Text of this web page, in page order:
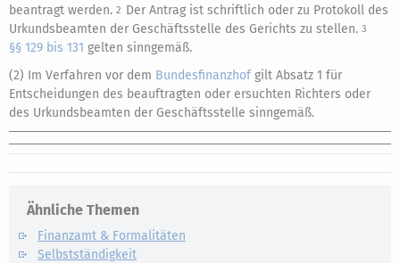
beantragt werden. 2 Der Antrag ist schriftlich oder zu Protokoll des
Urkundsbeamten der Geschäftsstelle des Gerichts zu stellen. 3
§§ 129 bis 131 gelten sinngemäß.
(2) Im Verfahren vor dem Bundesfinanzhofgilt Absatz 1 für
Entscheidungen des beauftragten oder ersuchten Richters oder
des Urkundsbeamten der Geschäftsstelle sinngemäß.
Ähnliche Themen
Finanzamt & Formalitäten
Selbstständigkeit